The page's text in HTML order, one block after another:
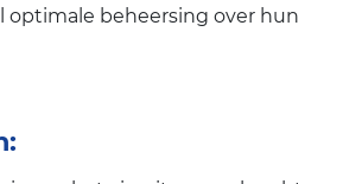
optimale beheersing over hun